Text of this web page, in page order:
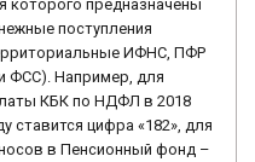
которого предназначены
поступления
ИФНС, ПФР
ФСС). Например, для
КБК по НДФЛ в 2018
ставится цифра «182», для
в Пенсионный фонд –